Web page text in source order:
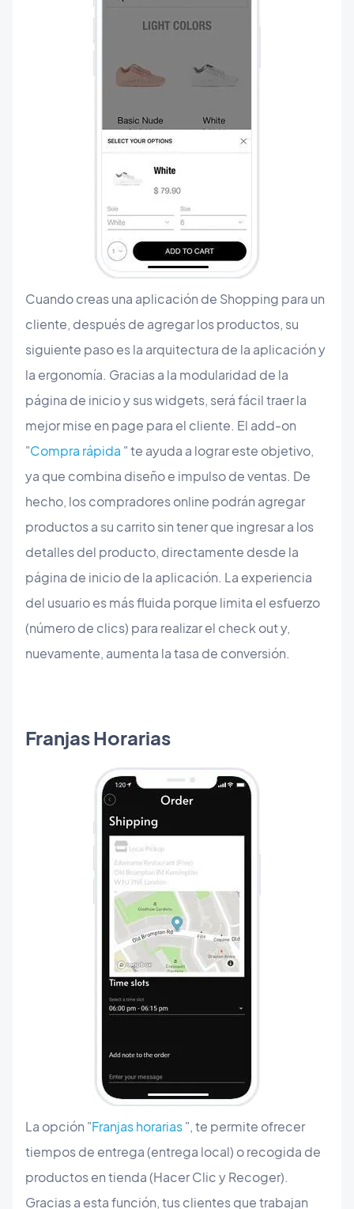
Cuando creas una aplicación de Shopping para un
cliente, después de agregar los productos, su
siguiente paso es la arquitectura de la aplicación y
la ergonomía. Gracias a la modularidad de la
página de inicio y sus widgets, será fácil traer la
mejor mise en page para el cliente. El add-on
"Compra rápida " te ayuda a lograr este objetivo,
ya que combina diseño e impulso de ventas. De
hecho, los compradores online podrán agregar
productos a su carrito sin tener que ingresar a los
detalles del producto, directamente desde la
página de inicio de la aplicación. La experiencia
del usuario es más fluida porque limita el esfuerzo
(número de clics) para realizar el check out y,
nuevamente, aumenta la tasa de conversión.
Franjas Horarias
La opción "Franjas horarias", te permite ofrecer
tiempos de entrega (entrega local) o recogida de
productos en tienda (Hacer Clic y Recoger).
Gracias a esta función, tus clientes que trabajan